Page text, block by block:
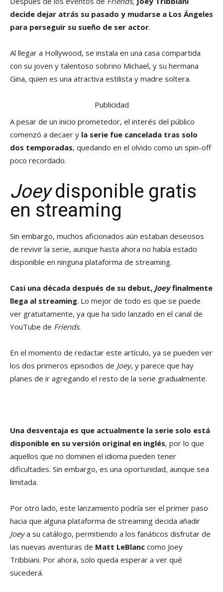
decide dejar atrás su pasado y mudarse a Los Ángeles
para perseguir su sueño de ser actor.
Al llegar a Hollywood, se instala en una casa compartida
con su joven y talentoso sobrino Michael, y su hermana
Gina, quien es una atractiva estilista y madre soltera.
Publicidad
A pesar de un inicio prometedor, el interés del público
comenzó a decaer y la serie fue cancelada tras solo
dos temporadas, quedando en el olvido como un spin-off
poco recordado.
Joeydisponible gratis
en streaming
Sin embargo, muchos aficionados aún estaban deseosos
de revivir la serie, aunque hasta ahora no había estado
disponible en ninguna plataforma de streaming.
Casi una década después de su debut, Joeyfinalmente
llega al streaming. Lo mejor de todo es que se puede
ver gratuitamente, ya que ha sido lanzado en el canal de
YouTube de Friends.
En el momento de redactar este artículo, ya se pueden ver
los dos primeros episodios de Joey, y parece que hay
planes de ir agregando el resto de la serie gradualmente.
Una desventaja es que actualmente la serie solo está
disponible en su versión original en inglés, por lo que
aquellos que no dominen el idioma pueden tener
dificultades. Sin embargo, es una oportunidad, aunque sea
limitada.
Por otro lado, este lanzamiento podría ser el primer paso
hacia que alguna plataforma de streaming decida añadir
Joeya su catálogo, permitiendo a los fanáticos disfrutar de
las nuevas aventuras de Matt LeBlanc como Joey
Tribbiani. Por ahora, solo queda esperar a ver qué
sucederá.